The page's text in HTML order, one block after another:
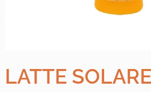
LATTE SOLARE